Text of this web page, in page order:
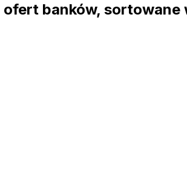
ofert banków, sortowane